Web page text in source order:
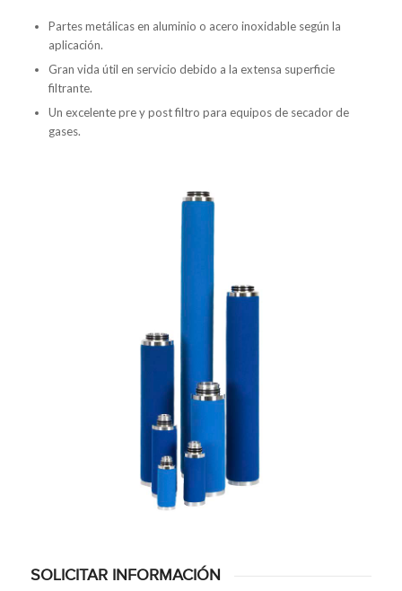
Partes metálicas en aluminio o acero inoxidable según la
aplicación.
Gran vida útil en servicio debido a la extensa superficie
filtrante.
Un excelente pre y post filtro para equipos de secador de
gases.
SOLICITAR INFORMACIÓN